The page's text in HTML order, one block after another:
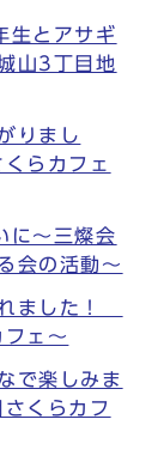
生とアサギ
山3丁目地
りまし
らカフェ
に～三燦会
会の活動～
れました！
ェ～
で楽しみま
くらカフ